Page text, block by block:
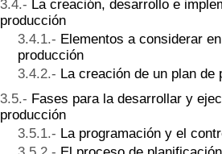
La creación, desarrollo e
producción
Elementos a considerar
producción
La creación de un plan de
Fases para la desarrollar y
producción
La programación y el